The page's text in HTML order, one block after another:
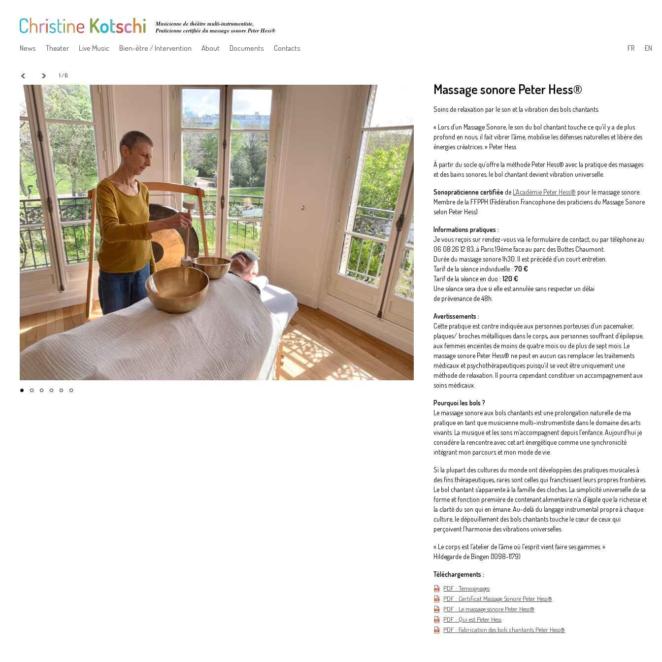
Musicienne de théâtre multi-instrumentiste,
Praticienne certifiée du massage sonore Peter Hess®
News Theater Live Music Bien-être / Intervention About Documents Contacts FR EN
1 / 6
Massage sonore Peter Hess®
Soins de relaxation par le son et la vibration des bols chantants.
« Lors d’un Massage Sonore, le son du bol chantant touche ce qu’il y a de plus
profond en nous, il fait vibrer l’âme, mobilise les défenses naturelles et libère des
énergies créatrices . » Peter Hess
À partir du socle qu’offre la méthode Peter Hess® avec la pratique des massages
et des bains sonores, le bol chantant devient vibration universelle.
Sonopraticienne certifiée de L’Académie Peter Hess® pour le massage sonore.
Membre de la FFPPH (Fédération Francophone des praticiens du Massage Sonore
selon Peter Hess)
Informations pratiques :
Je vous reçois sur rendez-vous via le formulaire de contact, ou par téléphone au
06 08 26 12 83, à Paris 19ème face au parc des Buttes Chaumont.
Durée du massage sonore 1h30. Il est précédé d’un court entretien.
Tarif de la séance individuelle :70 €
Tarif de la séance en duo :120 €
Une séance sera due si elle est annulée sans respecter un délai
de prévenance de 48h.
Avertissements :
Cette pratique est contre indiquée aux personnes porteuses d’un pacemaker,
plaques/ broches métalliques dans le corps,aux personnes souffrant d’épilepsie,
aux femmes enceintes de moins de quatre mois ou de plus de sept mois. Le
massage sonore Peter Hess® ne peut en aucun cas remplacer les traitements
médicaux et psychothérapeutiques puisqu’il se veut être uniquement une
méthode de relaxation. Il pourra cependant constituer un accompagnement aux
soins médicaux.
Pourquoi les bols ?
Le massage sonore aux bols chantants est une prolongation naturelle de ma
pratique en tant que musicienne multi-instrumentiste dans le domaine des arts
vivants. La musique et les sons m’accompagnent depuis l’enfance. Aujourd’hui je
considère la rencontre avec cet art énergétique comme une synchronicité
intégrant mon parcours et mon mode de vie.
Si la plupart des cultures du monde ont développées des pratiques musicales à
des fins thérapeutiques, rares sont celles qui franchissent leurs propres frontières.
Le bol chantant s’apparente à la famille des cloches. La simplicité universelle de sa
forme et fonction première de contenant alimentaire n’a d’égale que la richesse et
la clarté du son qui en émane. Au-delà du langage instrumental propre à chaque
culture, le dépouillement des bols chantants touche le cœur de ceux qui
perçoivent l’harmonie des vibrations universelles.
« Le corps est l’atelier de l’âme où l’esprit vient faire ses gammes. »
Hildegarde de Bingen (1098-1179)
Téléchargements :
PDF : Temoignages
PDF : Certificat Massage Sonore Peter Hess®
PDF : Le massage sonore Peter Hess®
PDF : Qui est Peter Hess
PDF : Fabrication des bols chantants Peter Hess®